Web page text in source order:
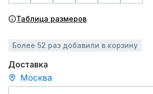
Таблица размеров
Более 52 раз добавили в корзину
Доставка
Москва